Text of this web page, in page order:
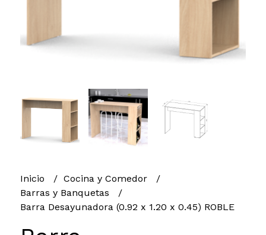
Inicio
Cocina y Comedor
Barras y Banquetas
Barra Desayunadora (0.92 x 1.20 x 0.45) ROBLE